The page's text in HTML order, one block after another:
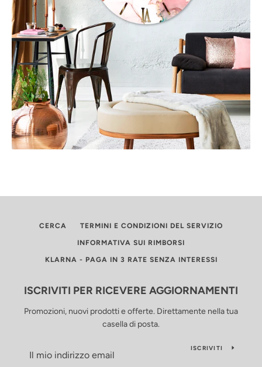
CERCA TERMINI E CONDIZIONI DEL SERVIZIO
INFORMATIVA SUI RIMBORSI
KLARNA - PAGA IN 3 RATE SENZA INTERESSI
ISCRIVITI PER RICEVERE AGGIORNAMENTI
Promozioni, nuovi prodotti e offerte. Direttamente nella tua
casella di posta.
ISCRIVITI